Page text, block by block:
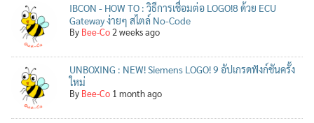
IBCON - HOW TO : วิธีการเชื่อมต่อ LOGO!8 ด้วย ECU
Gateway ง่ายๆ สไตล์ No-Code
By Bee-Co2 weeks ago
UNBOXING : NEW! Siemens LOGO! 9 อัปเกรดฟังก์ชันครั้ง
ใหม่
By Bee-Co 1 month ago